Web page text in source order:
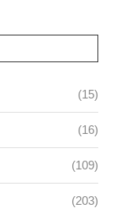
(15)
(16)
(109)
(203)